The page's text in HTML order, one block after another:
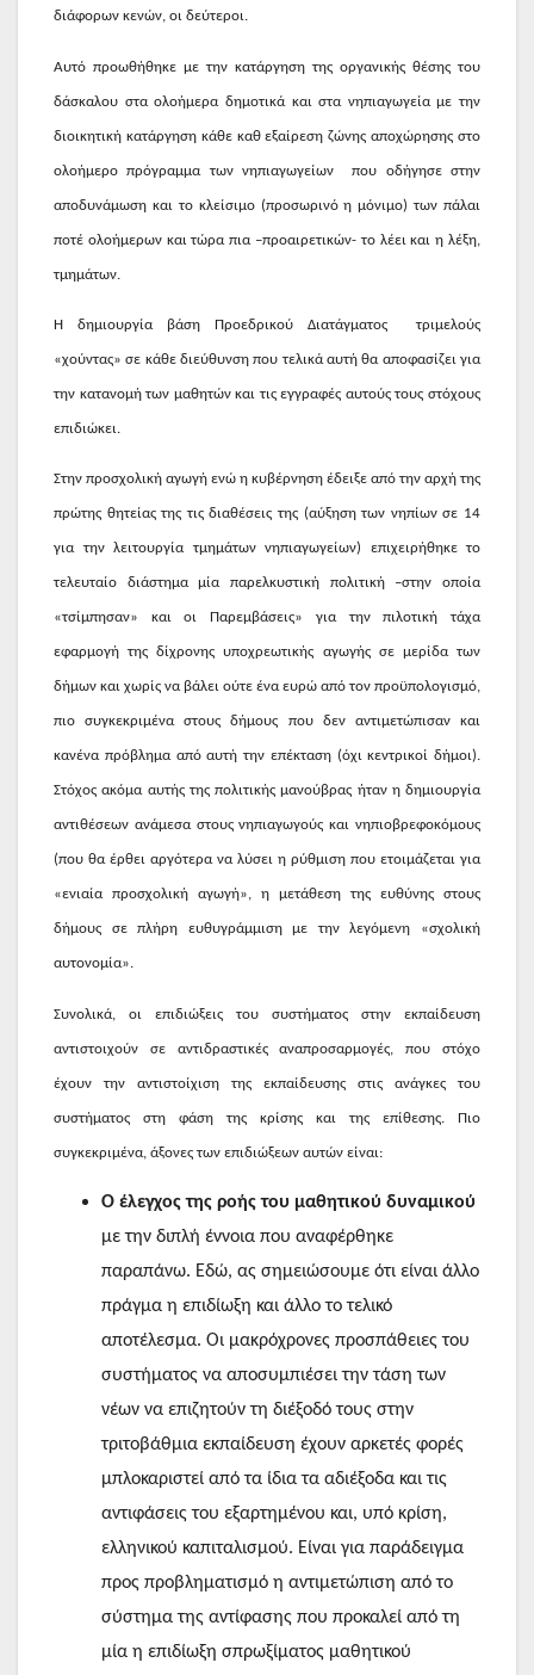
διάφορων κενών, οι δεύτεροι.
Αυτό προωθήθηκε με την κατάργηση της οργανικής θέσης του
δάσκαλου στα ολοήμερα δημοτικά και στα νηπιαγωγεία με την
διοικητική κατάργηση κάθε καθ εξαίρεση ζώνης αποχώρησης στο
ολοήμερο πρόγραμμα των νηπιαγωγείων που οδήγησε στην
αποδυνάμωση και το κλείσιμο (προσωρινό η μόνιμο) των πάλαι
ποτέ ολοήμερων και τώρα πια –προαιρετικών- το λέει και η λέξη,
τμημάτων.
Η δημιουργία βάση Προεδρικού Διατάγματος τριμελούς
«χούντας» σε κάθε διεύθυνση που τελικά αυτή θα αποφασίζει για
την κατανομή των μαθητών και τις εγγραφές αυτούς τους στόχους
επιδιώκει.
Στην προσχολική αγωγή ενώ η κυβέρνηση έδειξε από την αρχή της
πρώτης θητείας της τις διαθέσεις της (αύξηση των νηπίων σε 14
για την λειτουργία τμημάτων νηπιαγωγείων) επιχειρήθηκε το
τελευταίο διάστημα μία παρελκυστική πολιτική –στην οποία
«τσίμπησαν» και οι Παρεμβάσεις» για την πιλοτική τάχα
εφαρμογή της δίχρονης υποχρεωτικής αγωγής σε μερίδα των
δήμων και χωρίς να βάλει ούτε ένα ευρώ από τον προϋπολογισμό,
πιο συγκεκριμένα στους δήμους που δεν αντιμετώπισαν και
κανένα πρόβλημα από αυτή την επέκταση (όχι κεντρικοί δήμοι).
Στόχος ακόμα αυτής της πολιτικής μανούβρας ήταν η δημιουργία
αντιθέσεων ανάμεσα στους νηπιαγωγούς και νηπιοβρεφοκόμους
(που θα έρθει αργότερα να λύσει η ρύθμιση που ετοιμάζεται για
«ενιαία προσχολική αγωγή», η μετάθεση της ευθύνης στους
δήμους σε πλήρη ευθυγράμμιση με την λεγόμενη «σχολική
αυτονομία».
Συνολικά, οι επιδιώξεις του συστήματος στην εκπαίδευση
αντιστοιχούν σε αντιδραστικές αναπροσαρμογές, που στόχο
έχουν την αντιστοίχιση της εκπαίδευσης στις ανάγκες του
συστήματος στη φάση της κρίσης και της επίθεσης. Πιο
συγκεκριμένα, άξονες των επιδιώξεων αυτών είναι:
Ο έλεγχος της ροής του μαθητικού δυναμικού
με την διπλή έννοια που αναφέρθηκε
παραπάνω. Εδώ, ας σημειώσουμε ότι είναι άλλο
πράγμα η επιδίωξη και άλλο το τελικό
αποτέλεσμα. Οι μακρόχρονες προσπάθειες του
συστήματος να αποσυμπιέσει την τάση των
νέων να επιζητούν τη διέξοδό τους στην
τριτοβάθμια εκπαίδευση έχουν αρκετές φορές
μπλοκαριστεί από τα ίδια τα αδιέξοδα και τις
αντιφάσεις του εξαρτημένου και, υπό κρίση,
ελληνικού καπιταλισμού. Είναι για παράδειγμα
προς προβληματισμό η αντιμετώπιση από το
σύστημα της αντίφασης που προκαλεί από τη
μία η επιδίωξη σπρωξίματος μαθητικού